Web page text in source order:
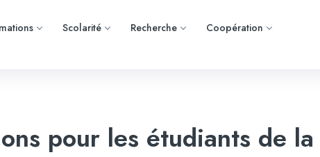
Scolarité Recherche Coopération
pour les étudiants de la